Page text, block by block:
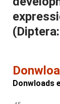
Donwloads